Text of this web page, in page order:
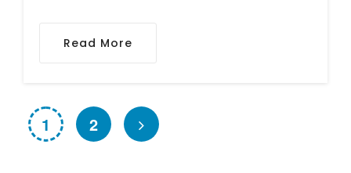
Read More
1 2